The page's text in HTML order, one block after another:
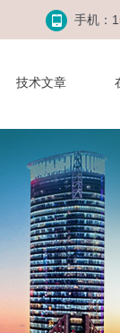
手机：
技术文章